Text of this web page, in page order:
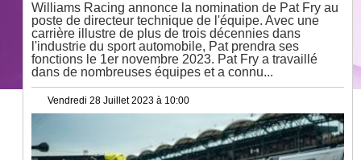
Williams Racing annonce la nomination de Pat Fry au
poste de directeur technique de l'équipe. Avec une
carrière illustre de plus de trois décennies dans
l'industrie du sport automobile, Pat prendra ses
fonctions le 1er novembre 2023. Pat Fry a travaillé
dans de nombreuses équipes et a connu...
Vendredi 28 Juillet 2023 à 10:00